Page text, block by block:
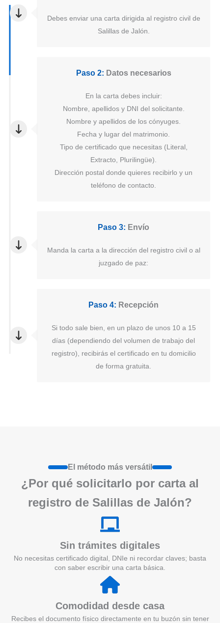
Debes enviar una carta dirigida al registro civil de
Salillas de Jalón.
Paso 2: Datos necesarios
En la carta debes incluir:
Nombre, apellidos y DNI del solicitante.
Nombre y apellidos de los cónyuges.
Fecha y lugar del matrimonio.
Tipo de certificado que necesitas (Literal,
Extracto, Plurilingüe).
Dirección postal donde quieres recibirlo y un
teléfono de contacto.
Paso 3: Envío
Manda la carta a la dirección del registro civil o al
juzgado de paz:
Paso 4: Recepción
Si todo sale bien, en un plazo de unos 10 a 15
días (dependiendo del volumen de trabajo del
registro), recibirás el certificado en tu domicilio
de forma gratuita.
El método más versátil
¿Por qué solicitarlo por carta al
registro de Salillas de Jalón?
Sin trámites digitales
No necesitas certificado digital, DNIe ni recordar claves; basta
con saber escribir una carta básica.
Comodidad desde casa
Recibes el documento físico directamente en tu buzón sin tener